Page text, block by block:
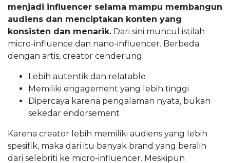
menjadi influencer selama mampu membangun
audiens dan menciptakan konten yang
konsisten dan menarik. Dari sini muncul istilah
micro-influence dan nano-influencer. Berbeda
dengan artis, creator cenderung:
Lebih autentik dan relatable
Memiliki engagement yang lebih tinggi
Dipercaya karena pengalaman nyata, bukan
sekedar endorsement
Karena creator lebih memiliki audiens yang lebih
spesifik, maka dari itu banyak brand yang beralih
dari selebriti ke micro-influencer. Meskipun